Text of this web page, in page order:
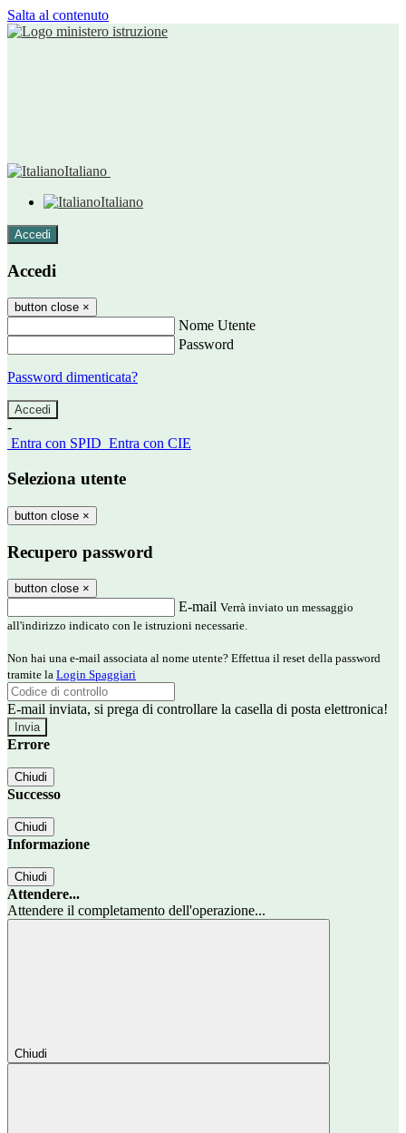
Salta al contenuto
Italiano
Italiano
Accedi
Accedi
button close ×
Nome Utente
Password
Password dimenticata?
-
Entra con SPID Entra con CIE
Seleziona utente
button close ×
Recupero password
button close ×
E-mail Verrà inviato un messaggio
all'indirizzo indicato con le istruzioni necessarie.
Non hai una e-mail associata al nome utente? Effettua il reset della password
tramite la Login Spaggiari
E-mail inviata, si prega di controllare la casella di posta elettronica!
Errore
Chiudi
Successo
Chiudi
Informazione
Chiudi
Attendere...
Attendere il completamento dell'operazione...
Chiudi